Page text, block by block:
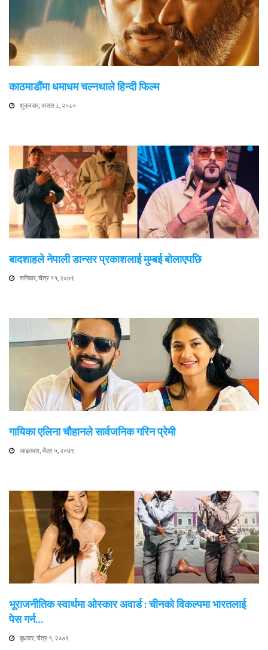
काठमाडौंमा धमाधम चल्नथाले हिन्दी फिल्म
शुक्रवार, असार ८, २०८०
बादशाहले नेपाली डान्सर प्रकाशलाई मुम्बई बोलाएपछि
शनिवार, चैत्र ११, २०७९
गायिका एलिना चौहानले सार्वजनिक गरिन प्रेमी
आइतवार, चैत्र ५, २०७९
भूराजनीतिक स्वार्थमा ओस्कार अवार्ड : चीनको विकल्पमा भारतलाई
पेस गर्न…
बुधवार, चैत्र १, २०७९